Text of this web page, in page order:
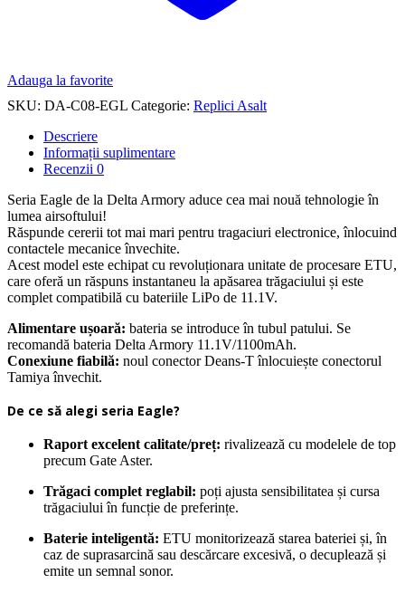
Adauga la favorite
SKU: DA-C08-EGL Categorie: Replici Asalt
Descriere
Informații suplimentare
Recenzii 0
Seria Eagle de la Delta Armory aduce cea mai nouă tehnologie în
lumea airsoftului!
Răspunde cererii tot mai mari pentru tragaciuri electronice, înlocuind
contactele mecanice învechite.
Acest model este echipat cu revoluționara unitate de procesare ETU,
care oferă un răspuns instantaneu la apăsarea trăgaciului și este
complet compatibilă cu bateriile LiPo de 11.1V.
Alimentare ușoară: bateria se introduce în tubul patului. Se
recomandă bateria Delta Armory 11.1V/1100mAh.
Conexiune fiabilă: noul conector Deans-T înlocuiește conectorul
Tamiya învechit.
De ce să alegi seria Eagle?
Raport excelent calitate/preț: rivalizează cu modelele de top
precum Gate Aster.
Trăgaci complet reglabil: poți ajusta sensibilitatea și cursa
trăgaciului în funcție de preferințe.
Baterie inteligentă: ETU monitorizează starea bateriei și, în
caz de suprasarcină sau descărcare excesivă, o decuplează și
emite un semnal sonor.